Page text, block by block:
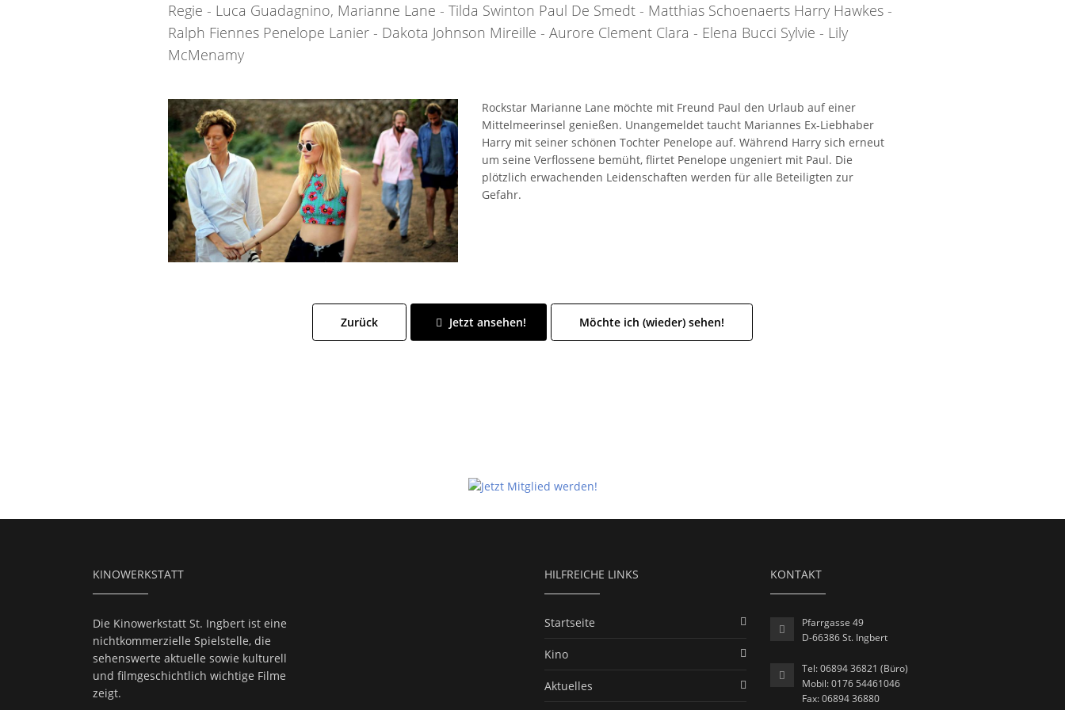
Regie - Luca Guadagnino, Marianne Lane - Tilda Swinton Paul De Smedt - Matthias Schoenaerts Harry Hawkes -
Ralph Fiennes Penelope Lanier - Dakota Johnson Mireille - Aurore Clement Clara - Elena Bucci Sylvie - Lily
McMenamy
Rockstar Marianne Lane möchte mit Freund Paul den Urlaub auf einer
Mittelmeerinsel genießen. Unangemeldet taucht Mariannes Ex-Liebhaber
Harry mit seiner schönen Tochter Penelope auf. Während Harry sich erneut
um seine Verflossene bemüht, flirtet Penelope ungeniert mit Paul. Die
plötzlich erwachenden Leidenschaften werden für alle Beteiligten zur
Gefahr.
Zurück Jetzt ansehen! Möchte ich (wieder) sehen!
KINOWERKSTATT
Die Kinowerkstatt St. Ingbert ist eine
nichtkommerzielle Spielstelle, die
sehenswerte aktuelle sowie kulturell
und filmgeschichtlich wichtige Filme
zeigt.
HILFREICHE LINKS
Startseite
Kino
Aktuelles
KONTAKT
Pfarrgasse 49
D-66386 St. Ingbert
Tel: 06894 36821 (Büro)
Mobil: 0176 54461046
Fax: 06894 36880